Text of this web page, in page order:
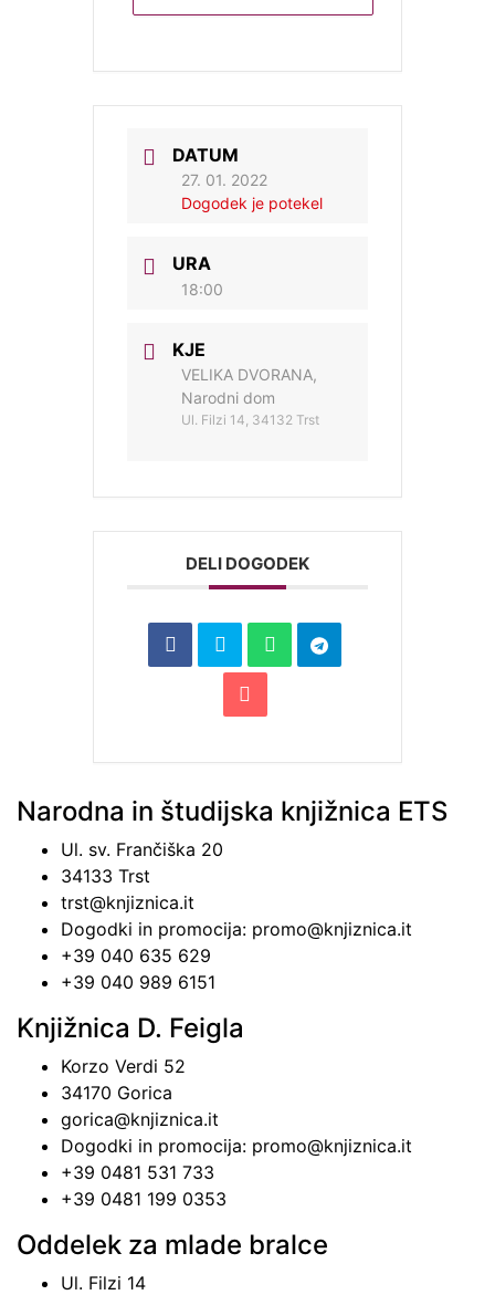
DATUM
27. 01. 2022
Dogodek je potekel
URA
18:00
KJE
VELIKA DVORANA,
Narodni dom
Ul. Filzi 14, 34132 Trst
DELI DOGODEK
Narodna in študijska knjižnica ETS
Ul. sv. Frančiška 20
34133 Trst
trst@knjiznica.it
Dogodki in promocija: promo@knjiznica.it
+39 040 635 629
+39 040 989 6151
Knjižnica D. Feigla
Korzo Verdi 52
34170 Gorica
gorica@knjiznica.it
Dogodki in promocija: promo@knjiznica.it
+39 0481 531 733
+39 0481 199 0353
Oddelek za mlade bralce
Ul. Filzi 14